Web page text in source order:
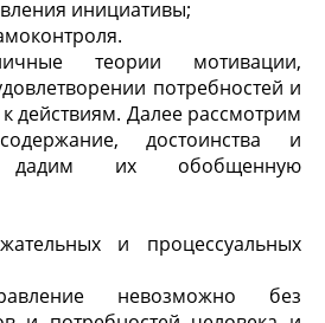
инициативы;
теории мотивации,
потребностей и
действиям. Далее рассмотрим
достоинства и
дадим их обобщенную
и процессуальных
невозможно без